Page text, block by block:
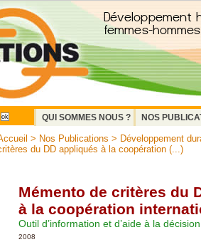
QUI SOMMES NOUS ?
NOS
> Nos Publications > Développement
du DD appliqués à la coopération (...)
Mémento de critères du
à la coopération
Outil d’information et d’aide à la décision
2008